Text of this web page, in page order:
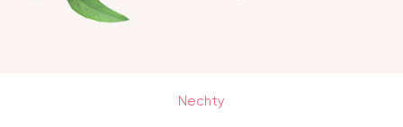
Nechty